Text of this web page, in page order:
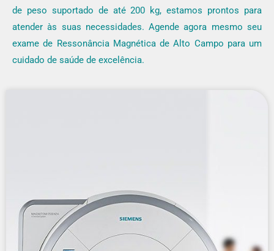
de peso suportado de até 200 kg, estamos prontos para
atender às suas necessidades. Agende agora mesmo seu
exame de Ressonância Magnética de Alto Campo para um
cuidado de saúde de excelência.